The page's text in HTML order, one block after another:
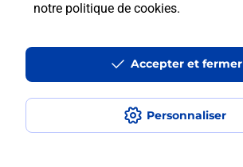
notre politique de cookies.
Personnaliser
Accepter et fermer
Accessibilité : partiellement conforme
Conditions contractuelles
Mentions légales